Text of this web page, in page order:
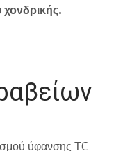
ύφανσης ΤC